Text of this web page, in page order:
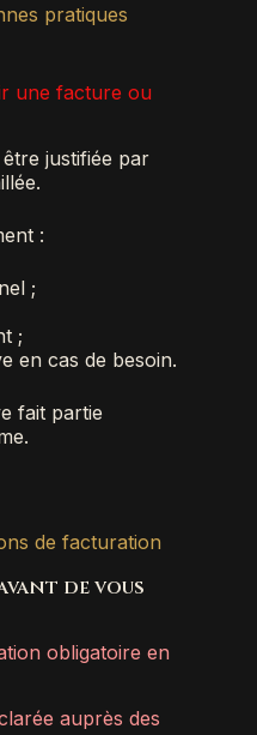
pratiques
une facture ou
justifiée par
:
;
;
en cas de besoin.
fait partie
de facturation
de vous
obligatoire en
auprès des